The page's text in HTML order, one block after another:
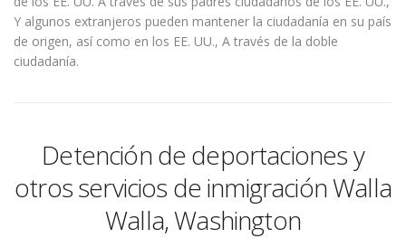
Y algunos extranjeros pueden mantener la ciudadanía en su país
de origen, así como en los EE. UU., A través de la doble
ciudadanía.
Detención de deportaciones y
otros servicios de inmigración Walla
Walla, Washington